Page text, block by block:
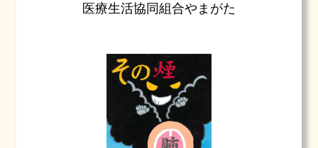
医療生活協同組合やまがた